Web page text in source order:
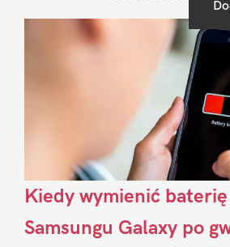
Sidebar
Kiedy wymienić
Samsungu Galaxy po